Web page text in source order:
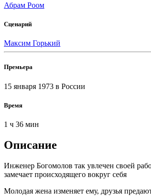
Абрам Роом
Сценарий
Максим Горький
Премьера
15 января 1973 в России
Время
1 ч 36 мин
Описание
Инженер Богомолов так увлечен своей
замечает происходящего вокруг себя
Молодая жена изменяет ему, друзья